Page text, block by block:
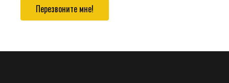
Перезвоните мне!